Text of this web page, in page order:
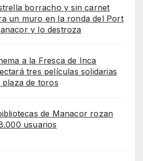
borracho y sin carnet
un muro en la ronda del Port
y lo destroza
a la Fresca de Inca
tres películas solidarias
plaza de toros
de Manacor rozan
usuarios